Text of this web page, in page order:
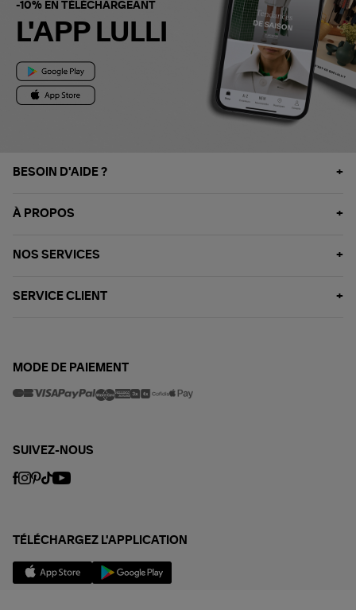
-10% EN TÉLÉCHARGEANT
L'APP LULLI
BESOIN D'AIDE ?
À PROPOS
NOS SERVICES
SERVICE CLIENT
MODE DE PAIEMENT
SUIVEZ-NOUS
TÉLÉCHARGEZ L'APPLICATION